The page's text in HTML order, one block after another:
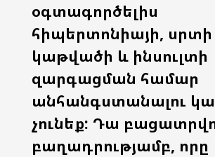
օգտագործելիս
հիպերտոնիայի, սրտի
կաթվածի և ինսուլտի
զարգացման համար
անհանգստանալու
չունեք: Դա
բաղադրությամբ, որը